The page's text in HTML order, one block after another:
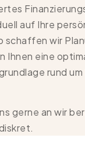
auf Ihre
schaffen wir
Ihnen eine
rund
gerne an wir